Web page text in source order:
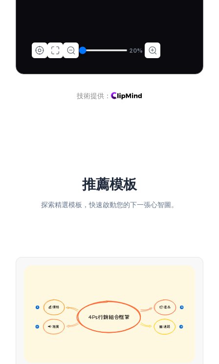
20%
技術提供：
推薦模板
探索精選模板，快速啟動您的下一張心智圖。
📦 產品 16
💰 價格
16
🏪 通路 17
📢 推廣
17
4Ps行銷組合框架